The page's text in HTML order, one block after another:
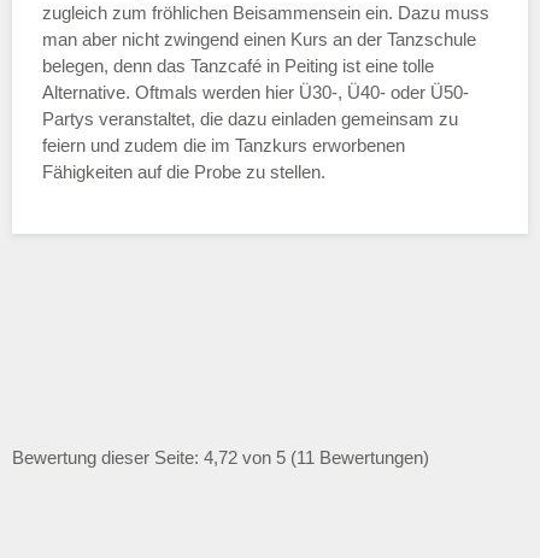
zugleich zum fröhlichen Beisammensein ein. Dazu muss
man aber nicht zwingend einen Kurs an der Tanzschule
belegen, denn das Tanzcafé in Peiting ist eine tolle
Alternative. Oftmals werden hier Ü30-, Ü40- oder Ü50-
Partys veranstaltet, die dazu einladen gemeinsam zu
feiern und zudem die im Tanzkurs erworbenen
Fähigkeiten auf die Probe zu stellen.
Bewertung dieser Seite: 4,72 von 5 (11 Bewertungen)